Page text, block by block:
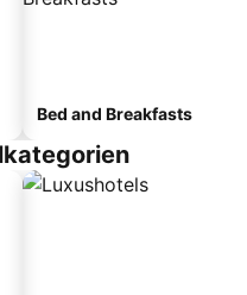
Bed and Breakfasts